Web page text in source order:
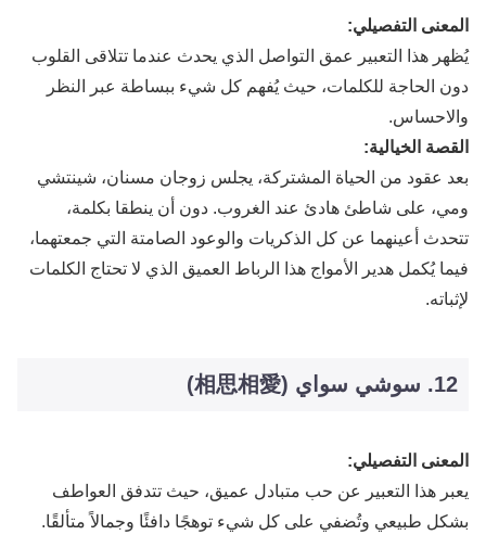
المعنى التفصيلي:
يُظهر هذا التعبير عمق التواصل الذي يحدث عندما تتلاقى القلوب
دون الحاجة للكلمات، حيث يُفهم كل شيء ببساطة عبر النظر
والاحساس.
القصة الخيالية:
بعد عقود من الحياة المشتركة، يجلس زوجان مسنان، شينتشي
ومي، على شاطئ هادئ عند الغروب. دون أن ينطقا بكلمة،
تتحدث أعينهما عن كل الذكريات والوعود الصامتة التي جمعتهما،
فيما يُكمل هدير الأمواج هذا الرباط العميق الذي لا تحتاج الكلمات
لإثباته.
12. سوشي سواي (相思相愛)
المعنى التفصيلي:
يعبر هذا التعبير عن حب متبادل عميق، حيث تتدفق العواطف
بشكل طبيعي وتُضفي على كل شيء توهجًا دافئًا وجمالاً متألقًا.